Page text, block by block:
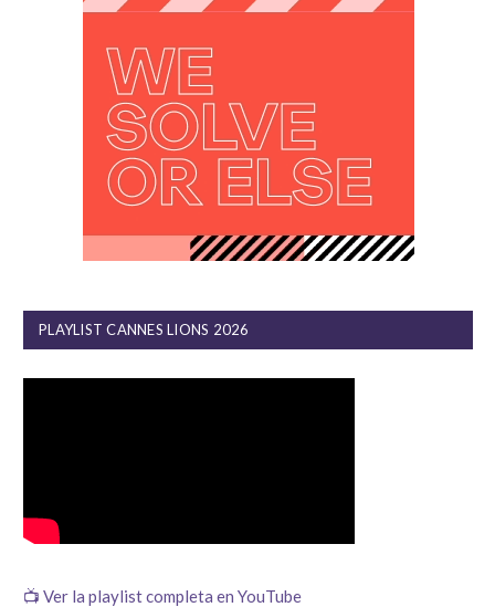
PLAYLIST CANNES LIONS 2026
📺 Ver la playlist completa en YouTube